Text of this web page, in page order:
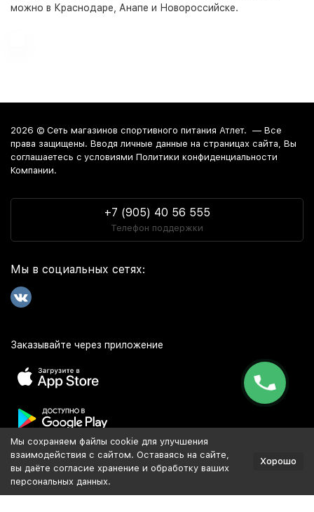
можно в Краснодаре, Анапе и Новороссийске.
2026 © Сеть магазинов спортивного питания Атлет. — Все
права защищены. Вводя личные данные на страницах сайта, Вы
соглашаетесь c условиями Политики конфиденциальности
Компании.
+7 (905) 40 56 555
Телефон поддержки
Мы в социальных сетях:
Заказывайте через приложение
Популярное
Мы сохраняем файлы cookie для улучшения
взаимодействия с сайтом. Оставаясь на сайте,
вы даёте согласие хранение и обработку ваших
персональных данных.
Хорошо